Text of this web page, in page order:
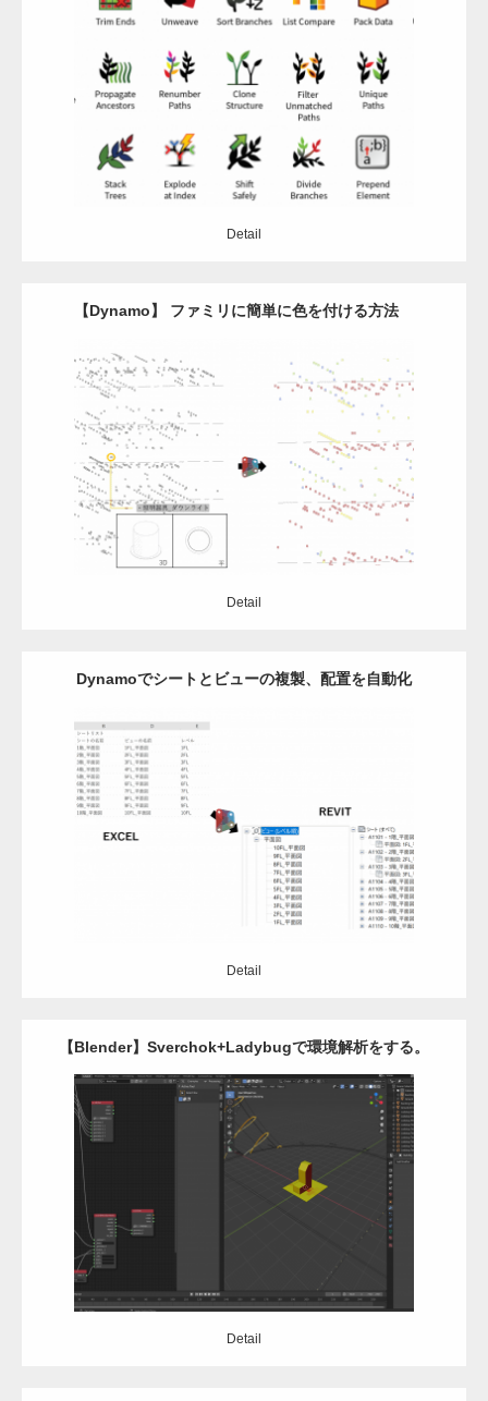
Category:Grasshopper アドイン アドイン
Detail
【Dynamo】 ファミリに簡単に色を付ける方法
Category: Dynamo Revit
Detail
Detail
Dynamoでシートとビューの複製、配置を自動化
Update:
Category:
Detail
【Blender】Sverchok+Ladybugで環境解析をする。
Update:2020.11.10
モデリング 環境解析
Detail
Detail